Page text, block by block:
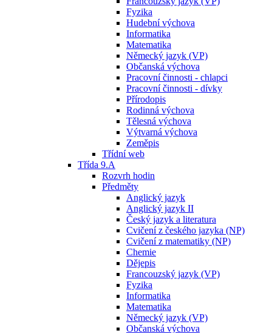
Fyzika
Hudební výchova
Informatika
Matematika
Německý jazyk (VP)
Občanská výchova
Pracovní činnosti - chlapci
Pracovní činnosti - dívky
Přírodopis
Rodinná výchova
Tělesná výchova
Výtvarná výchova
Zeměpis
Třídní web
Třída 9.A
Rozvrh hodin
Předměty
Anglický jazyk
Anglický jazyk II
Český jazyk a literatura
Cvičení z českého jazyka (NP)
Cvičení z matematiky (NP)
Chemie
Dějepis
Francouzský jazyk (VP)
Fyzika
Informatika
Matematika
Německý jazyk (VP)
Občanská výchova